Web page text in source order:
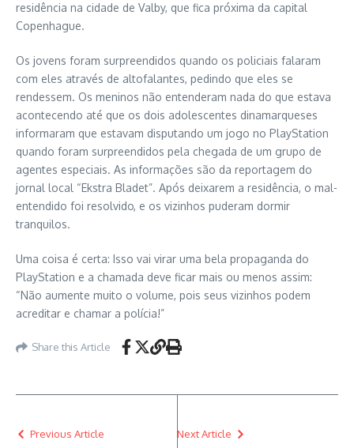
residência na cidade de Valby, que fica próxima da capital
Copenhague.
Os jovens foram surpreendidos quando os policiais falaram
com eles através de altofalantes, pedindo que eles se
rendessem. Os meninos não entenderam nada do que estava
acontecendo até que os dois adolescentes dinamarqueses
informaram que estavam disputando um jogo no PlayStation
quando foram surpreendidos pela chegada de um grupo de
agentes especiais. As informações são da reportagem do
jornal local “Ekstra Bladet”. Após deixarem a residência, o mal-
entendido foi resolvido, e os vizinhos puderam dormir
tranquilos.
Uma coisa é certa: Isso vai virar uma bela propaganda do
PlayStation e a chamada deve ficar mais ou menos assim:
“Não aumente muito o volume, pois seus vizinhos podem
acreditar e chamar a polícia!”
Share this Article
Previous Article Next Article